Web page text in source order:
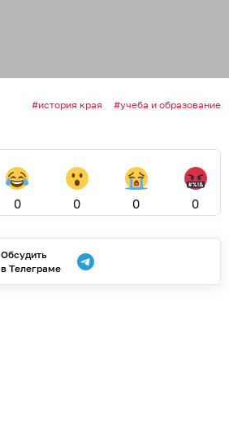
история края учеба и образование
0 0 0 0
Обсудить
в Телеграме